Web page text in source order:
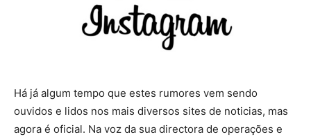
Há já algum tempo que estes rumores vem sendo
ouvidos e lidos nos mais diversos sites de noticias, mas
agora é oficial. Na voz da sua directora de operações e